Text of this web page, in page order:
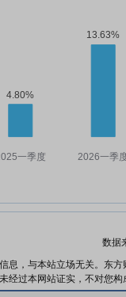
数据
息，与本站立场无关。东
经过本网站证实，不对您